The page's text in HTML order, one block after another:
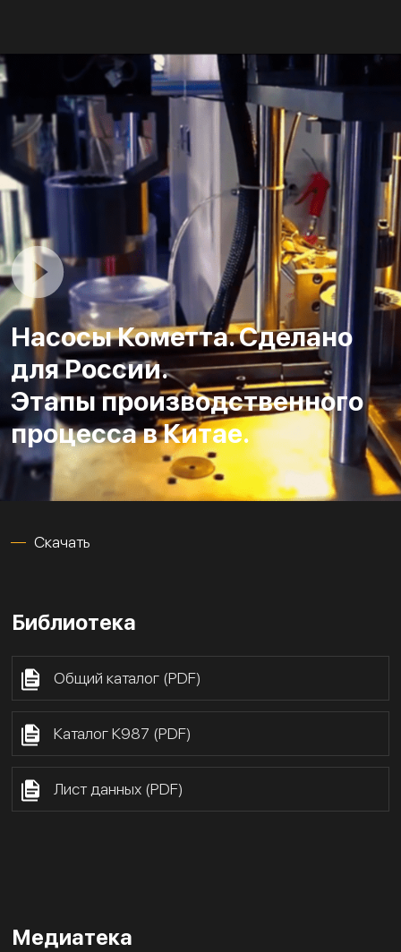
Насосы Кометта. Сделано
для России.
Этапы производственного
процесса в Китае.
Скачать
Библиотека
Общий каталог (PDF)
Каталог К987 (PDF)
Лист данных (PDF)
Медиатека